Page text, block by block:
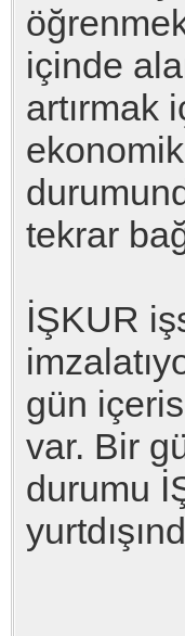
içinde
artırmak
tekrar
İŞKUR
gün
var. Bir
durumu